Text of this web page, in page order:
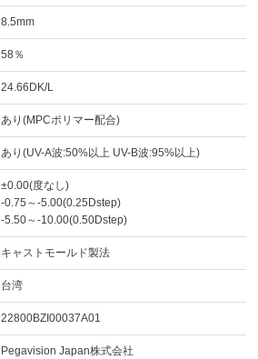
8.5mm
58％
24.66DK/L
あり(MPCポリマー配合)
あり(UV-A波:50%以上 UV-B波:95%以上)
±0.00(度なし)
-0.75～-5.00(0.25Dstep)
-5.50～-10.00(0.50Dstep)
キャストモールド製法
台湾
22800BZI00037A01
Pegavision Japan株式会社